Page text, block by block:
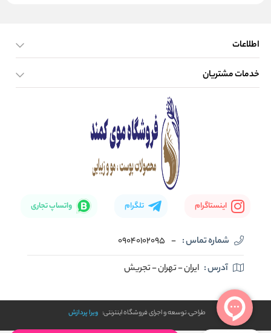
اطلاعات
صفحه اصلی
خدمات مشتریان
اینستاگرام تلگرام واتساپ تجاری
شماره تماس : -
09040102095
آدرس : ایران - تهران - تجریش
طراحی، توسعه و اجرای فروشگاه اینترنتی: ویرا پردازش